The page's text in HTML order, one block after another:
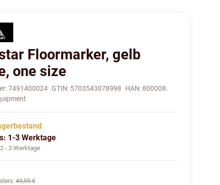
Floormarker, gelb
one size
7491400024 GTIN: 5703543078998 HAN: 800008
1-3 Werktage
2 - 3 Werktage
:49,99 €